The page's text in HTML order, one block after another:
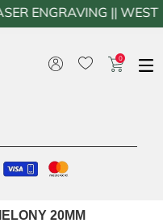
0
||
20MM